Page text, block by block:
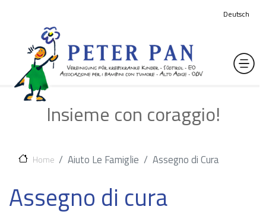
Deutsch
Insieme con coraggio!
Home Aiuto Le Famiglie Assegno di Cura
Assegno di cura